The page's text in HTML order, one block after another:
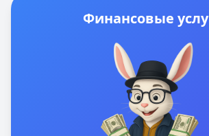
Финансовые